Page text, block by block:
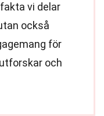
vi delar
också
för
och